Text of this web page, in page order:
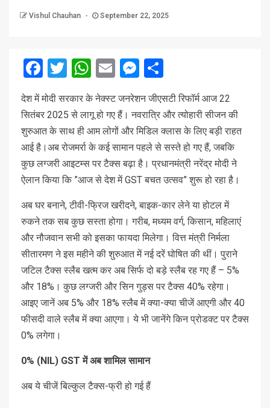
Vishul Chauhan September 22, 2025
Facebook
Twitter
WhatsApp
EmailMessenger
देश में मोदी सरकार के नेक्स्ट जनरेशन जीएसटी रिफॉर्म आज 22
सितंबर 2025 से लागू हो गए हैं। नवरात्रि और त्योहारी सीजन की
शुरुआत के साथ ही आम लोगों और मिडिल क्लास के लिए बड़ी राहत
आई है।अब रोजमर्रा के कई सामान पहले से सस्ते हो गए हैं, जबकि
कुछ लग्जरी आइटम्स पर टैक्स बढ़ा है। प्रधानमंत्री नरेंद्र मोदी ने
ऐलान किया कि ”आज से देश में GST बचत उत्सव” शुरू हो रहा है।
अब घर बनाने, टीवी-फ्रिज खरीदने, बाइक-कार लेने या होटल में
रुकने तक सब कुछ सस्ता होगा। गरीब, मध्यम वर्ग, किसान, महिलाएं
और नौजवान सभी को इसका फायदा मिलेगा। वित्त मंत्री निर्मला
सीतारमण ने इस महीने की शुरुआत में नई दरें घोषित की थीं। पुराने
जटिल टैक्स स्लैब खत्म कर अब सिर्फ दो बड़े स्लैब रह गए हैं – 5%
और 18%। कुछ लग्जरी और सिन गुड्स पर टैक्स 40% रहेगा।
आइए जानें अब 5% और 18% स्लैब में क्या-क्या चीजें आएगी और 40
फीसदी वाले स्लैब में क्या आएगा। ये भी जानेंगे किन प्रोडक्ट पर टैक्स
0% लगेगा।
0% (NIL) GST में अब शामिल सामान
अब ये चीजें बिल्कुल टैक्स-फ्री हो गई हैं